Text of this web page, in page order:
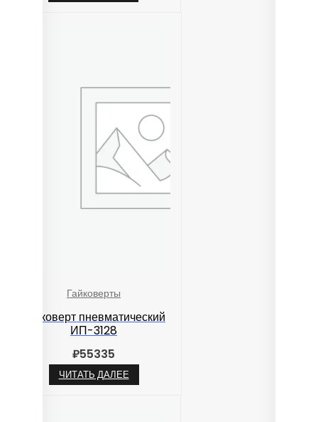
Гайковерты
Гайковерт пневматический
ИП-3128
₽55335
ЧИТАТЬ ДАЛЕЕ